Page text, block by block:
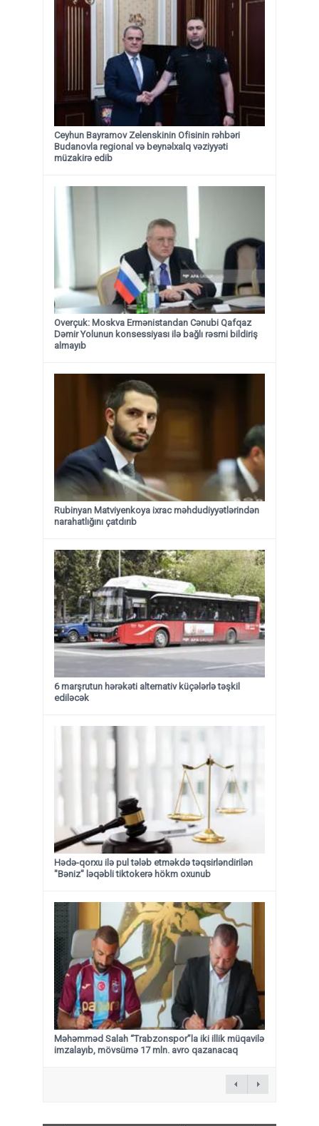
Ceyhun Bayramov Zelenskinin Ofisinin rəhbəri
Budanovla regional və beynəlxalq vəziyyəti
müzakirə edib
Overçuk: Moskva Ermənistandan Cənubi Qafqaz
Dəmir Yolunun konsessiyası ilə bağlı rəsmi bildiriş
almayıb
Rubinyan Matviyenkoya ixrac məhdudiyyətlərindən
narahatlığını çatdırıb
6 marşrutun hərəkəti alternativ küçələrlə təşkil
ediləcək
Hədə-qorxu ilə pul tələb etməkdə təqsirləndirilən
"Bəniz" ləqəbli tiktokerə hökm oxunub
Məhəmməd Salah “Trabzonspor”la iki illik müqavilə
imzalayıb, mövsümə 17 mln. avro qazanacaq